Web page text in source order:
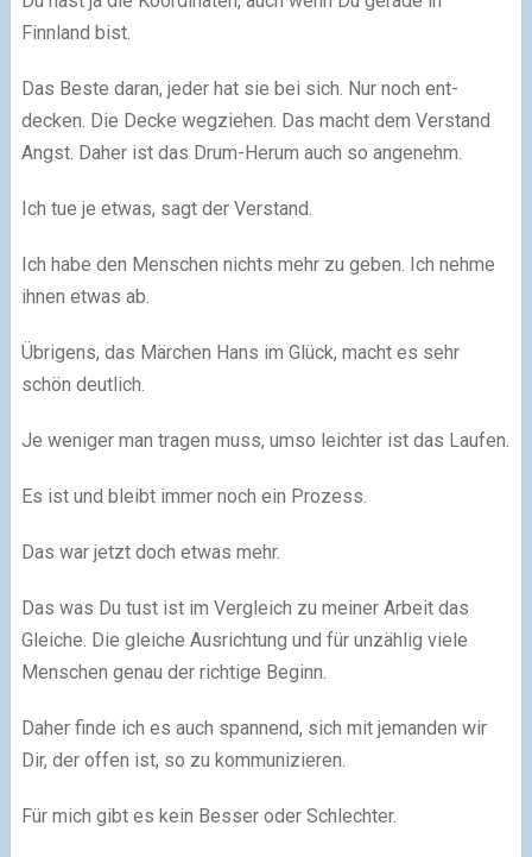
Finnland bist.
Das Beste daran, jeder hat sie bei sich. Nur noch ent-
decken. Die Decke wegziehen. Das macht dem Verstand
Angst. Daher ist das Drum-Herum auch so angenehm.
Ich tue je etwas, sagt der Verstand.
Ich habe den Menschen nichts mehr zu geben. Ich nehme
ihnen etwas ab.
Übrigens, das Märchen Hans im Glück, macht es sehr
schön deutlich.
Je weniger man tragen muss, umso leichter ist das Laufen.
Es ist und bleibt immer noch ein Prozess.
Das war jetzt doch etwas mehr.
Das was Du tust ist im Vergleich zu meiner Arbeit das
Gleiche. Die gleiche Ausrichtung und für unzählig viele
Menschen genau der richtige Beginn.
Daher finde ich es auch spannend, sich mit jemanden wir
Dir, der offen ist, so zu kommunizieren.
Für mich gibt es kein Besser oder Schlechter.